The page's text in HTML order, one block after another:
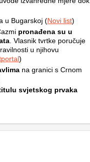
u Bugarskoj (Novi list)
pronađena su u
. Vlasnik tvrtke poručuje
u njihovu
)
na granici s Crnom
svjetskog prvaka